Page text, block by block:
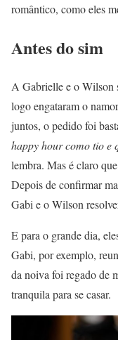
romântico, como eles
Antes do sim
A Gabrielle e o Wilson
logo engataram o
juntos, o pedido foi
happy hour como tio e
lembra. Mas é claro
Depois de confirmar
Gabi e o Wilson
E para o grande dia,
Gabi, por exemplo,
da noiva foi regado de
tranquila para se casar.